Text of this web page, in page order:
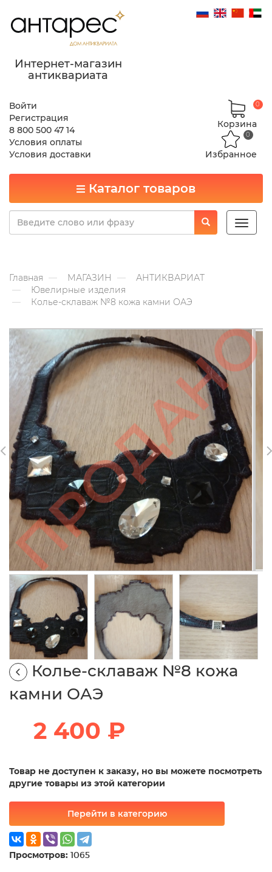
Интернет-магазин
антиквариата
Войти
Регистрация
8 800 500 47 14
Условия оплаты
Условия доставки
Корзина
0
Избранное
0
Каталог товаров
Toggle
Главная МАГАЗИН
АНТИКВАРИАТ
Ювелирные изделия
Колье-склаваж №8 кожа камни ОАЭ
Колье-склаваж №8 кожа
камни ОАЭ
2 400 ₽
Товар не доступен к заказу, но вы можете посмотреть
другие товары из этой категории
Перейти в категорию
Просмотров: 1065